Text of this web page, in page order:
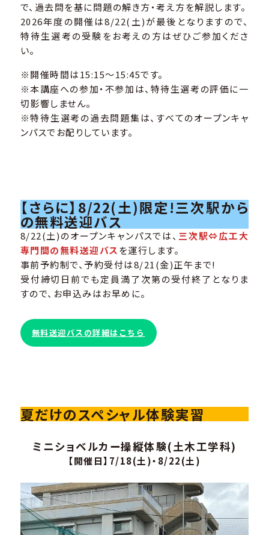
で、過去問を基に問題の解き方・考え方を解説します。
2026年度の開催は8/22(土)が最後となりますので、
特待生選考の受験をお考えの方はぜひご参加くださ
い。
※開催時間は15:15～15:45です。
※本講座への参加・不参加は、特待生選考の評価に一
切影響しません。
※特待生選考の過去問題集は、すべてのオープンキャ
ンパスでお配りしています。
【さらに】8/22(土)限定!三次駅から
の無料送迎バス
8/22(土)のオープンキャンパスでは、 三次駅⇔広工大
専門間の無料送迎バスを運行します。
事前予約制で、予約受付は8/21(金)正午まで!
受付締切日前でも定員満了次第の受付終了となりま
すので、お申込みはお早めに。
無料送迎バスの詳細はこちら
夏だけのスペシャル体験実習
ミニショベルカー操縦体験(土木工学科)
【開催日】7/18(土)・8/22(土)